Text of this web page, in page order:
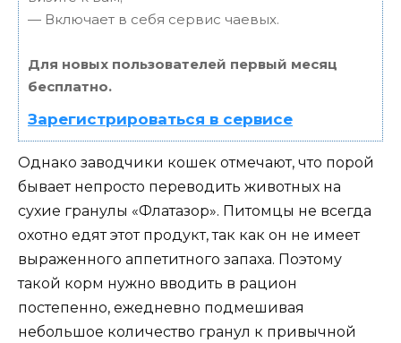
— Включает в себя сервис чаевых.
Для новых пользователей первый месяц
бесплатно.
Зарегистрироваться в сервисе
Однако заводчики кошек отмечают, что порой
бывает непросто переводить животных на
сухие гранулы «Флатазор». Питомцы не всегда
охотно едят этот продукт, так как он не имеет
выраженного аппетитного запаха. Поэтому
такой корм нужно вводить в рацион
постепенно, ежедневно подмешивая
небольшое количество гранул к привычной